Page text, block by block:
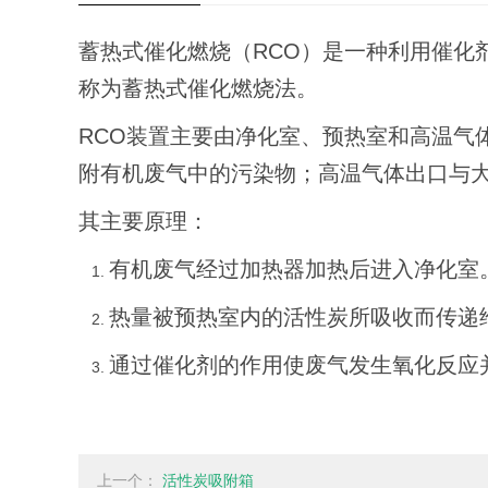
蓄热式催化燃烧（RCO）是一种利用催
称为蓄热式催化燃烧法。
RCO装置主要由净化室、预热室和高温
附有机废气中的污染物；高温气体出口与
其主要原理：
有机废气经过加热器加热后进入净化室
热量被预热室内的活性炭所吸收而传递
通过催化剂的作用使废气发生氧化反
上一个： 活性炭吸附箱